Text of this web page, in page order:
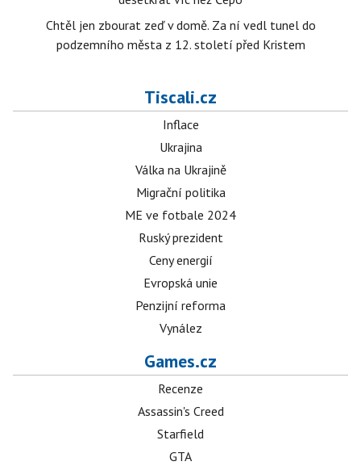
Chtěl jen zbourat zeď v domě. Za ní vedl tunel do
podzemního města z 12. století před Kristem
Tiscali.cz
Inflace
Ukrajina
Válka na Ukrajině
Migrační politika
ME ve fotbale 2024
Ruský prezident
Ceny energií
Evropská unie
Penzijní reforma
Vynález
Games.cz
Recenze
Assassin's Creed
Starfield
GTA